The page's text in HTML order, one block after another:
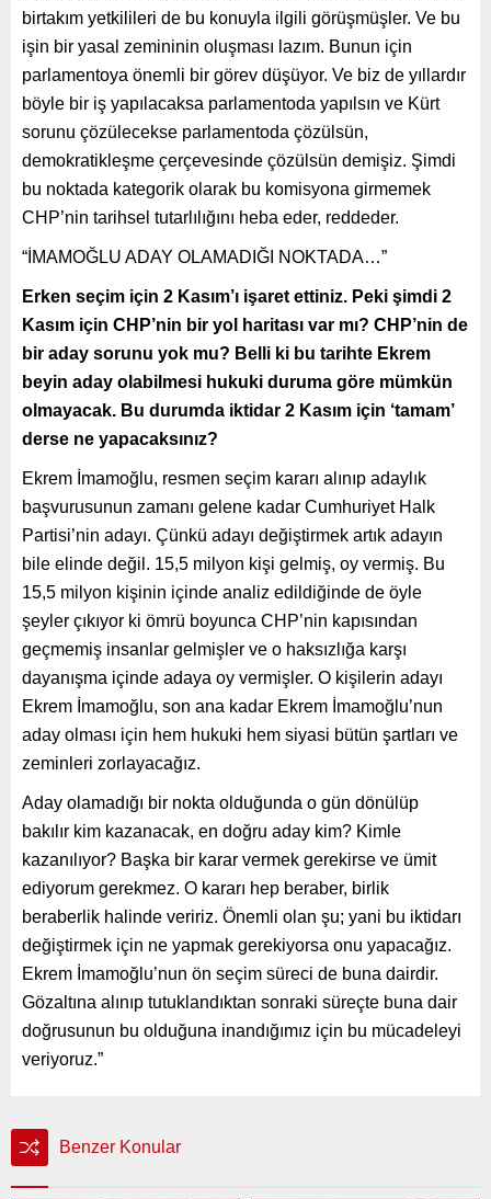
birtakım yetkilileri de bu konuyla ilgili görüşmüşler. Ve bu
işin bir yasal zemininin oluşması lazım. Bunun için
parlamentoya önemli bir görev düşüyor. Ve biz de yıllardır
böyle bir iş yapılacaksa parlamentoda yapılsın ve Kürt
sorunu çözülecekse parlamentoda çözülsün,
demokratikleşme çerçevesinde çözülsün demişiz. Şimdi
bu noktada kategorik olarak bu komisyona girmemek
CHP’nin tarihsel tutarlılığını heba eder, reddeder.
“İMAMOĞLU ADAY OLAMADIĞI NOKTADA…”
Erken seçim için 2 Kasım’ı işaret ettiniz. Peki şimdi 2
Kasım için CHP’nin bir yol haritası var mı? CHP’nin de
bir aday sorunu yok mu? Belli ki bu tarihte Ekrem
beyin aday olabilmesi hukuki duruma göre mümkün
olmayacak. Bu durumda iktidar 2 Kasım için ‘tamam’
derse ne yapacaksınız?
Ekrem İmamoğlu, resmen seçim kararı alınıp adaylık
başvurusunun zamanı gelene kadar Cumhuriyet Halk
Partisi’nin adayı. Çünkü adayı değiştirmek artık adayın
bile elinde değil. 15,5 milyon kişi gelmiş, oy vermiş. Bu
15,5 milyon kişinin içinde analiz edildiğinde de öyle
şeyler çıkıyor ki ömrü boyunca CHP’nin kapısından
geçmemiş insanlar gelmişler ve o haksızlığa karşı
dayanışma içinde adaya oy vermişler. O kişilerin adayı
Ekrem İmamoğlu, son ana kadar Ekrem İmamoğlu’nun
aday olması için hem hukuki hem siyasi bütün şartları ve
zeminleri zorlayacağız.
Aday olamadığı bir nokta olduğunda o gün dönülüp
bakılır kim kazanacak, en doğru aday kim? Kimle
kazanılıyor? Başka bir karar vermek gerekirse ve ümit
ediyorum gerekmez. O kararı hep beraber, birlik
beraberlik halinde veririz. Önemli olan şu; yani bu iktidarı
değiştirmek için ne yapmak gerekiyorsa onu yapacağız.
Ekrem İmamoğlu’nun ön seçim süreci de buna dairdir.
Gözaltına alınıp tutuklandıktan sonraki süreçte buna dair
doğrusunun bu olduğuna inandığımız için bu mücadeleyi
veriyoruz.”
Benzer Konular